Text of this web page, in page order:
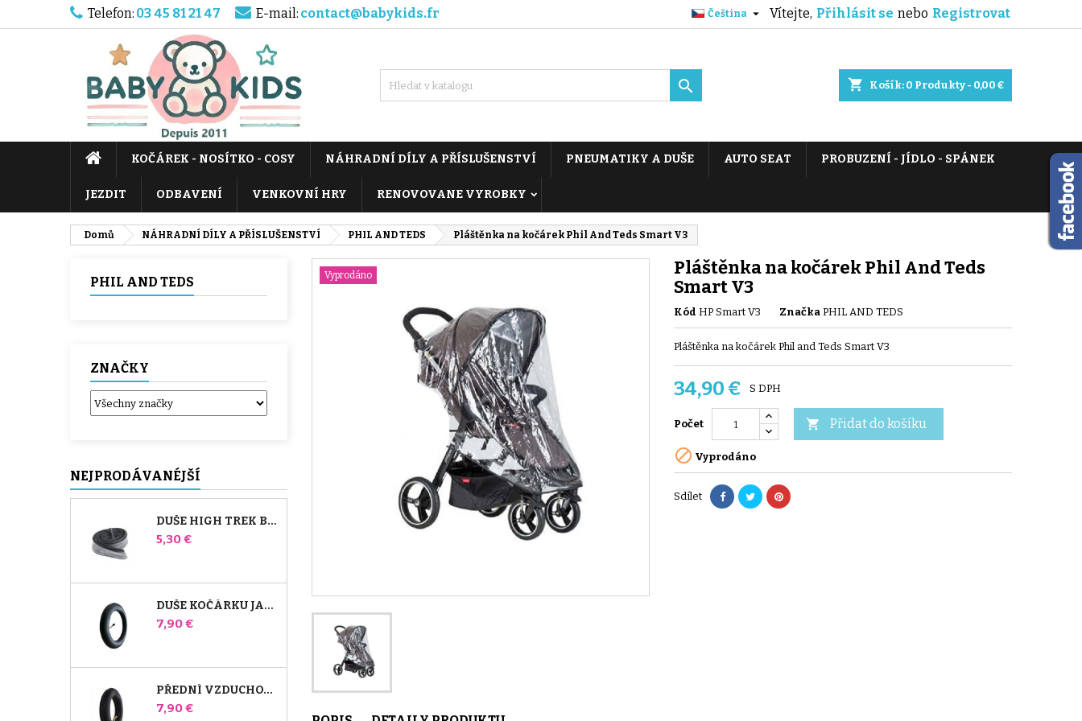
Telefon: 03 45 81 21 47 E-mail: contact@babykids.fr Vítejte, Přihlásit se nebo Registrovat
Čeština 
shopping_cart Košík: 0 Produkty - 0,00 €

KOČÁREK - NOSÍTKO - COSY NÁHRADNÍ DÍLY A PŘÍSLUŠENSTVÍ PNEUMATIKY A DUŠE AUTO SEAT PROBUZENÍ - JÍDLO - SPÁNEK
JEZDIT ODBAVENÍ VENKOVNÍ HRY RENOVOVANE VYROBKY
Domů NÁHRADNÍ DÍLY A PŘÍSLUŠENSTVÍ PHIL AND TEDS Pláštěnka na kočárek Phil And Teds Smart V3
PHIL AND TEDS
ZNAČKY
NEJPRODÁVANÉJŠÍ
DUŠE HIGH TREK BABY COMFORT
Cena
5,30 €
DUŠE KOČÁRKU JANÉ SLALOM PRO A POWERTWIN
Cena
7,90 €
PŘEDNÍ VZDUCHOVÁ KOMORA KOČÁRKU BUGABOO DONKEY
Cena
7,90 €
Vyprodáno
Pláštěnka na kočárek Phil And Teds
Smart V3
Kód HP Smart V3 Značka PHIL AND TEDS
Pláštěnka na kočárek Phil and Teds Smart V3
34,90 € S DPH
Počet  Přidat do košíku
 Vyprodáno
Sdílet